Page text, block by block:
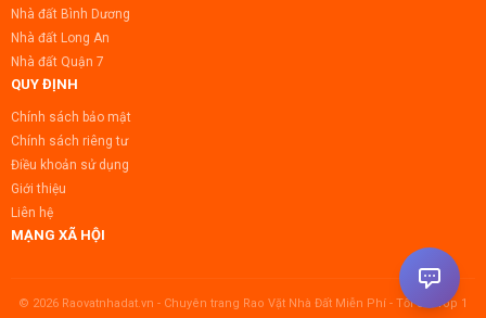
Nhà đất Bình Dương
Nhà đất Long An
Nhà đất Quận 7
QUY ĐỊNH
Chính sách bảo mật
Chính sách riêng tư
Điều khoản sử dụng
Giới thiệu
Liên hệ
MẠNG XÃ HỘI
© 2026 Raovatnhadat.vn - Chuyên trang Rao Vặt Nhà Đất Miễn Phí - Tối Ưu Top 1